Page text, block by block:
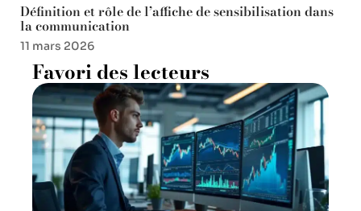
Définition et rôle de l’affiche de sensibilisation dans
la communication
11 mars 2026
Favori des lecteurs